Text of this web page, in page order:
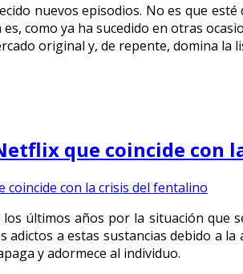
nuevos episodios. No es que
como ya ha sucedido en otras
original y, de repente, domina la
que coincide con
últimos años por la situación que
adictos a estas sustancias debido a
y adormece al individuo.